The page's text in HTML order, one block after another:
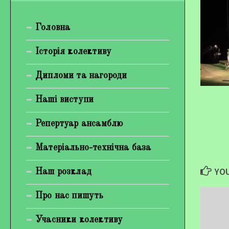
Гірієнко Ірина Михайлівна
Галерея
Відеогалерея
Фотогалерея
Головна
Історія колективу
Дипломи та нагороди
Наші виступи
Репертуар ансамблю
Матеріально-технічна база
Наш розклад
Про нас пишуть
Учасники колективу